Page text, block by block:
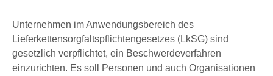
Unternehmen im Anwendungsbereich des
Lieferkettensorgfaltspflichtengesetzes (LkSG) sind
gesetzlich verpflichtet, ein Beschwerdeverfahren
einzurichten. Es soll Personen und auch Organisationen